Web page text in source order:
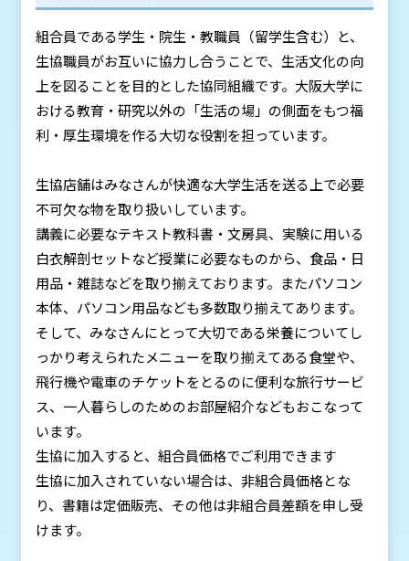
組合員である学生・院生・教職員（留学生含む）と、
生協職員がお互いに協力し合うことで、生活文化の向
上を図ることを目的とした協同組織です。大阪大学に
おける教育・研究以外の「生活の場」の側面をもつ福
利・厚生環境を作る大切な役割を担っています。
生協店舗はみなさんが快適な大学生活を送る上で必要
不可欠な物を取り扱いしています。
講義に必要なテキスト教科書・文房具、実験に用いる
白衣解剖セットなど授業に必要なものから、食品・日
用品・雑誌などを取り揃えております。またパソコン
本体、パソコン用品なども多数取り揃えてあります。
そして、みなさんにとって大切である栄養についてし
っかり考えられたメニューを取り揃えてある食堂や、
飛行機や電車のチケットをとるのに便利な旅行サービ
ス、一人暮らしのためのお部屋紹介などもおこなって
います。
生協に加入すると、組合員価格でご利用できます
生協に加入されていない場合は、非組合員価格とな
り、書籍は定価販売、その他は非組合員差額を申し受
けます。